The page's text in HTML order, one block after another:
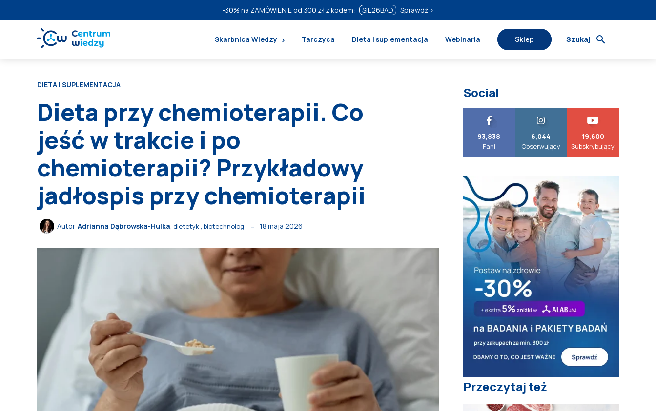
-30% na ZAMÓWIENIE od 300 zł z kodem: SIE26BAD Sprawdź ›
Szukaj
Skarbnica Wiedzy Tarczyca Dieta i suplementacja Webinaria Sklep
DIETA I SUPLEMENTACJA
Dieta przy chemioterapii. Co
jeść w trakcie i po
chemioterapii? Przykładowy
jadłospis przy chemioterapii
Autor Adrianna Dąbrowska-Hulka, dietetyk , biotechnolog 18 maja 2026
Social
93,838
Fani
6,044
Obserwujący
19,600
Subskrybujący
Przeczytaj też